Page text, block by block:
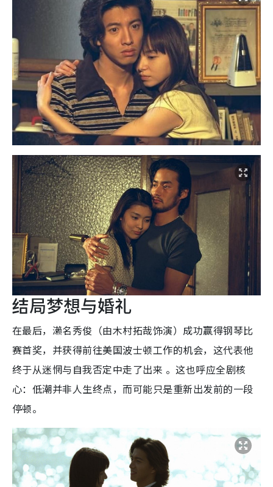
结局梦想与婚礼
在最后，濑名秀俊（由木村拓哉饰演）成功赢得钢琴比
赛首奖，并获得前往美国波士顿工作的机会，这代表他
终于从迷惘与自我否定中走了出来 。这也呼应全剧核
心：低潮并非人生终点，而可能只是重新出发前的一段
停顿。